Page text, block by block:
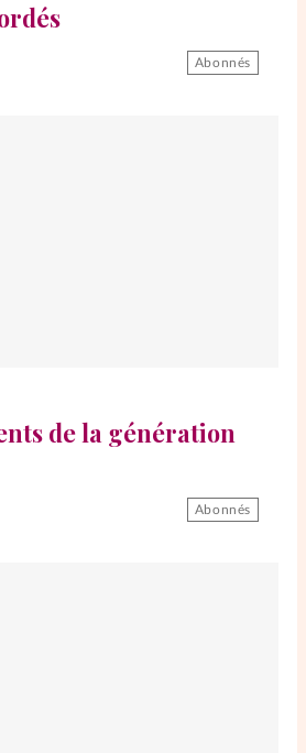
Abonnés
de la génération
Abonnés